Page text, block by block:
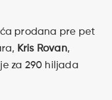
prodana pre pet
Kris Rovan,
za 290 hiljada